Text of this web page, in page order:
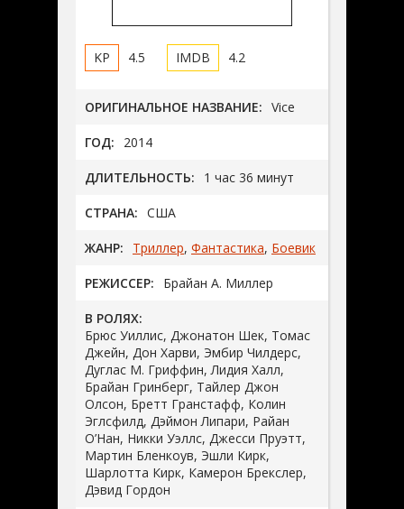
4.5 4.2
ОРИГИНАЛЬНОЕ НАЗВАНИЕ: Vice
ГОД: 2014
ДЛИТЕЛЬНОСТЬ: 1 час 36 минут
СТРАНА: США
ЖАНР: Триллер, Фантастика, Боевик
РЕЖИССЕР: Брайан А. Миллер
В РОЛЯХ:
Брюс Уиллис, Джонатон Шек, Томас
Джейн, Дон Харви, Эмбир Чилдерс,
Дуглас М. Гриффин, Лидия Халл,
Брайан Гринберг, Тайлер Джон
Олсон, Бретт Гранстафф, Колин
Эглсфилд, Дэймон Липари, Райан
О’Нан, Никки Уэллс, Джесси Пруэтт,
Мартин Бленкоув, Эшли Кирк,
Шарлотта Кирк, Камерон Брекслер,
Дэвид Гордон